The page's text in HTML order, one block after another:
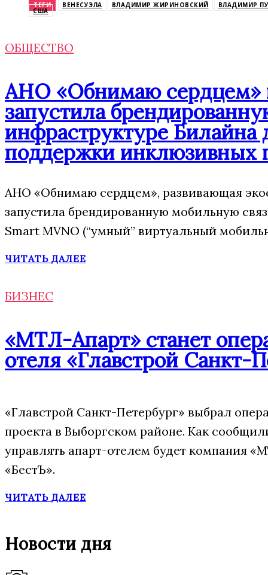
ТЕГИ ВЕНЕСУЭЛА ВЛАДИМИР ЖИРИНОВСКИЙ ВЛАДИМИР
США
ОБЩЕСТВО
АНО «Обнимаю сердцем»
запустила
инфраструктуре Билайна
поддержки инклюзивных
АНО «Обнимаю сердцем», развивающая
запустила брендированную мобильную
Smart MVNO (“умный” виртуальный
ЧИТАТЬ ДАЛЕЕ
БИЗНЕС
«МТЛ-Апарт» станет
отеля «Главстрой Санкт-
«Главстрой Санкт-Петербург» выбрал
проекта в Выборгском районе. Как
управлять апарт-отелем будет компания
«БестЪ».
ЧИТАТЬ ДАЛЕЕ
Новости дня